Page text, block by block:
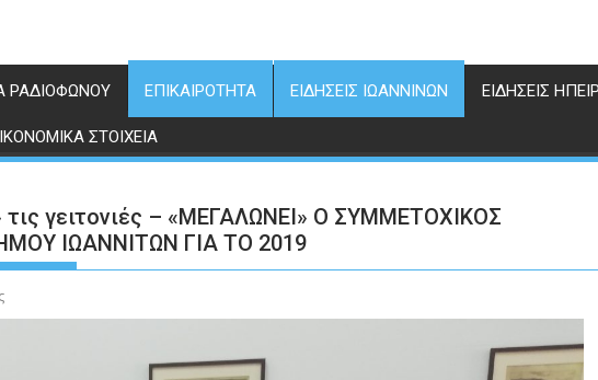
ΡΑΔΙΟΦΏΝΟΥ ΕΠΙΚΑΙΡΌΤΗΤΑ ΕΙΔΉΣΕΙΣ ΙΩΑΝΝΊΝΩΝ ΕΙΔΉΣΕΙΣ
ΣΤΟΙΧΕΊΑ
τις γειτονιές – «ΜΕΓΑΛΩΝΕΙ» Ο ΣΥΜΜΕΤΟΧΙΚΟΣ
ΙΩΑΝΝΙΤΩΝ ΓΙΑ ΤΟ 2019